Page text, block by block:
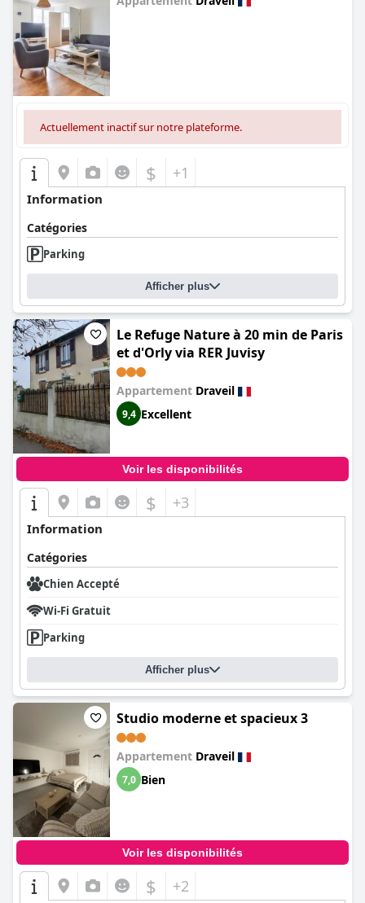
Actuellement inactif sur notre plateforme.
$ +1
Information
Catégories
Parking
Afficher plus
Le Refuge Nature à 20 min de Paris
et d'Orly via RER Juvisy
Appartement Draveil
9,4 Excellent
Voir les disponibilités
$ +3
Information
Catégories
Chien Accepté
Wi-Fi Gratuit
Parking
Afficher plus
Studio moderne et spacieux 3
Appartement Draveil
7,0 Bien
Voir les disponibilités
$ +2